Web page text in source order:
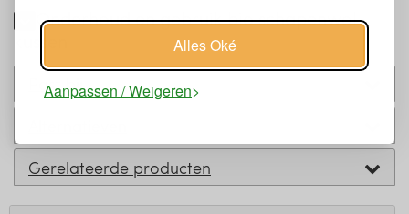
Alles Oké
Aanpassen / Weigeren
Onderhoud en gebruik bio schapenwol
Past bij
Gerelateerde producten